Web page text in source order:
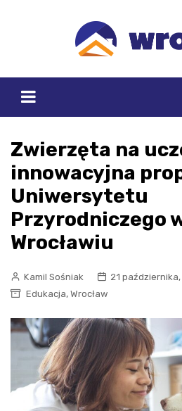
Zwierzęta na
innowacyjna
Uniwersytetu
Przyrodniczego
Wrocławiu
Kamil Sośniak
21
Edukacja, Wrocław